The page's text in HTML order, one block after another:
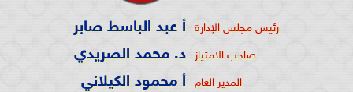
رئيس مجلس الإدارة أ عبد الباسط صابر
صاحب الامتياز د. محمد الصريدي
المدير العام أ محمود الكيلاني